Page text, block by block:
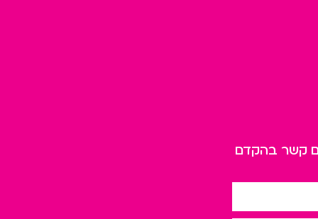
קשר בהקדם